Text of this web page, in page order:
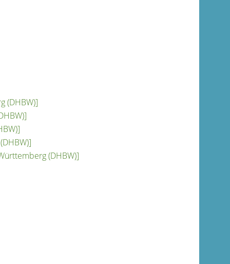
(DHBW)]
(DHBW)]